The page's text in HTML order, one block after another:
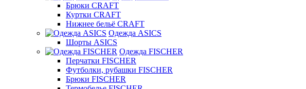
Брюки CRAFT
Куртки CRAFT
Нижнее бельё CRAFT
Одежда ASICS
Шорты ASICS
Одежда FISCHER
Перчатки FISCHER
Футболки, рубашки FISCHER
Брюки FISCHER